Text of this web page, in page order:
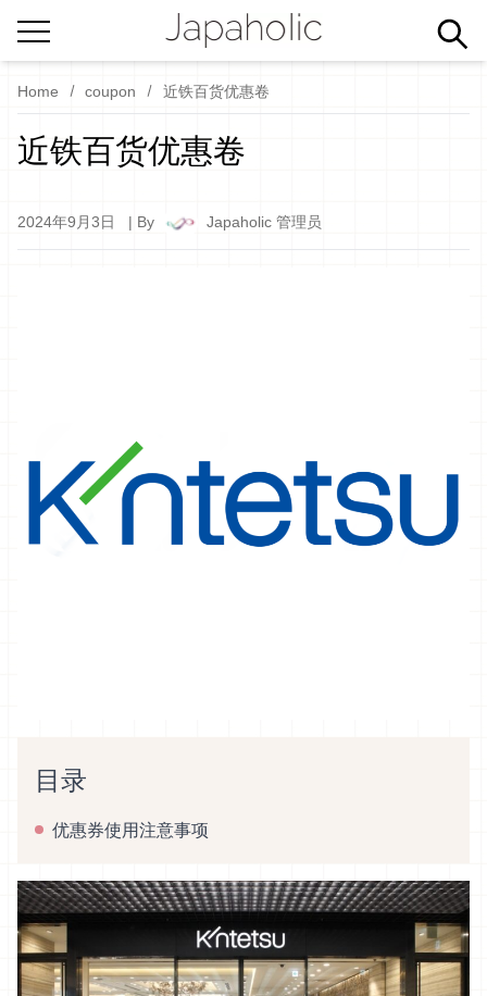
Home coupon 近铁百货优惠卷
近铁百货优惠卷
2024年9月3日 | By Japaholic 管理员
目录
优惠券使用注意事项